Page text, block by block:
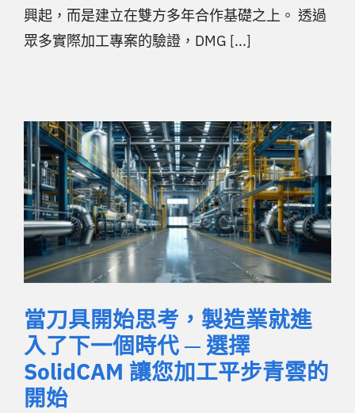
興起，而是建立在雙方多年合作基礎之上。 透過
眾多實際加工專案的驗證，DMG [...]
當刀具開始思考，製造業就進
入了下一個時代 ─ 選擇
SolidCAM 讓您加工平步青雲的
開始